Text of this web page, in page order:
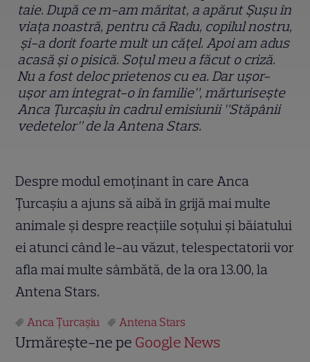
taie. După ce m-am măritat, a apărut Șușu în
viața noastră, pentru că Radu, copilul nostru,
și-a dorit foarte mult un cățel. Apoi am adus
acasă și o pisică. Soțul meu a făcut o criză.
Nu a fost deloc prietenos cu ea. Dar ușor-
ușor am integrat-o în familie”, mărturisește
Anca Țurcașiu în cadrul emisiunii ”Stăpânii
vedetelor” de la Antena Stars.
Despre modul emoținant în care Anca
Țurcașiu a ajuns să aibă în grijă mai multe
animale și despre reacțiile soțului și băiatului
ei atunci când le-au văzut, telespectatorii vor
afla mai multe sâmbătă, de la ora 13.00, la
Antena Stars.
Anca Țurcașiu Antena Stars
Urmărește-ne pe Google News